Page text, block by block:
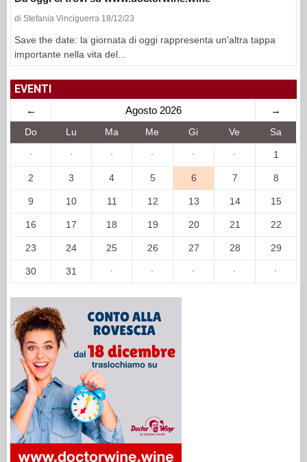
di Stefania Vinciguerra 18/12/23
Save the date: la giornata di oggi rappresenta un’altra tappa
importante nella vita del...
EVENTI
← Agosto 2026 →
Do Lu Ma Me Gi Ve Sa
· · · · · · 1
2 3 4 5 6 7 8
9 10 11 12 13 14 15
16 17 18 19 20 21 22
23 24 25 26 27 28 29
30 31 · · · · ·